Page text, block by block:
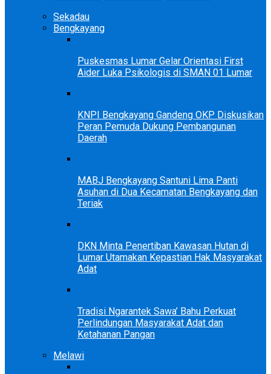
Sekadau
Bengkayang
Puskesmas Lumar Gelar Orientasi First
Aider Luka Psikologis di SMAN 01 Lumar
KNPI Bengkayang Gandeng OKP Diskusikan
Peran Pemuda Dukung Pembangunan
Daerah
MABJ Bengkayang Santuni Lima Panti
Asuhan di Dua Kecamatan Bengkayang dan
Teriak
DKN Minta Penertiban Kawasan Hutan di
Lumar Utamakan Kepastian Hak Masyarakat
Adat
Tradisi Ngarantek Sawa’ Bahu Perkuat
Perlindungan Masyarakat Adat dan
Ketahanan Pangan
Melawi